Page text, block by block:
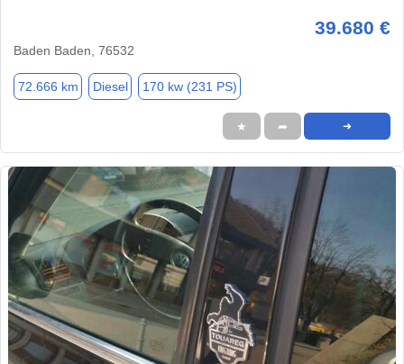
39.680 €
Baden Baden, 76532
72.666 km Diesel 170 kw (231 PS)
★ ➦ ➜